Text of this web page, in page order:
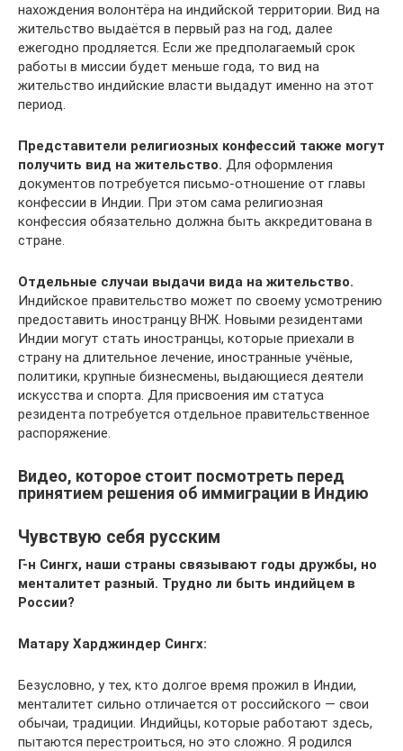
нахождения волонтёра на индийской территории. Вид на
жительство выдаётся в первый раз на год, далее
ежегодно продляется. Если же предполагаемый срок
работы в миссии будет меньше года, то вид на
жительство индийские власти выдадут именно на этот
период.
Представители религиозных конфессий также могут
получить вид на жительство. Для оформления
документов потребуется письмо-отношение от главы
конфессии в Индии. При этом сама религиозная
конфессия обязательно должна быть аккредитована в
стране.
Отдельные случаи выдачи вида на жительство.
Индийское правительство может по своему усмотрению
предоставить иностранцу ВНЖ. Новыми резидентами
Индии могут стать иностранцы, которые приехали в
страну на длительное лечение, иностранные учёные,
политики, крупные бизнесмены, выдающиеся деятели
искусства и спорта. Для присвоения им статуса
резидента потребуется отдельное правительственное
распоряжение.
Видео, которое стоит посмотреть перед
принятием решения об иммиграции в Индию
Чувствую себя русским
Г-н Сингх, наши страны связывают годы дружбы, но
менталитет разный. Трудно ли быть индийцем в
России?
Матару Харджиндер Сингх:
Безусловно, у тех, кто долгое время прожил в Индии,
менталитет сильно отличается от российского — свои
обычаи, традиции. Индийцы, которые работают здесь,
пытаются перестроиться, но это сложно. Я родился